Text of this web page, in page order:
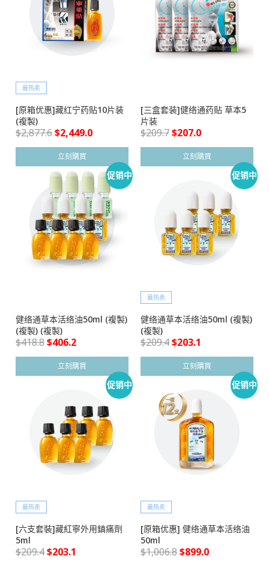
最热卖
[原箱优惠]藏红宁药贴10片装
(複製)
$2,877.6$2,449.0
立刻購買
[三盒套装]健络通药贴 草本5
片装
$209.7$207.0
立刻購買
促销中
健络通草本活络油50ml (複製)
(複製) (複製)
$418.8$406.2
立刻購買
促销中
最热卖
健络通草本活络油50ml (複製)
(複製)
$209.4$203.1
立刻購買
促销中
最热卖
[六支套裝]藏紅寧外用鎮痛劑
5ml
$209.4$203.1
促销中
最热卖
[原箱优惠] 健络通草本活络油
50ml
$1,006.8$899.0